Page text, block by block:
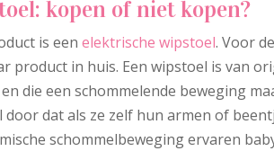
kopen of niet kopen?
is eenelektrische wipstoel. Voor
product in huis. Een wipstoel is van
die een schommelende beweging
door dat als ze zelf hun armen of
schommelbeweging ervaren